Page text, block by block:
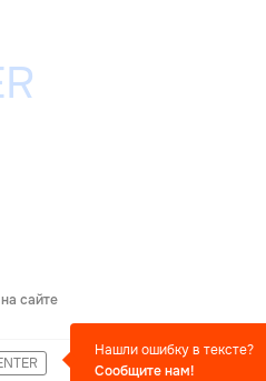
сайте
Нашли ошибку в тексте?
Сообщите нам!